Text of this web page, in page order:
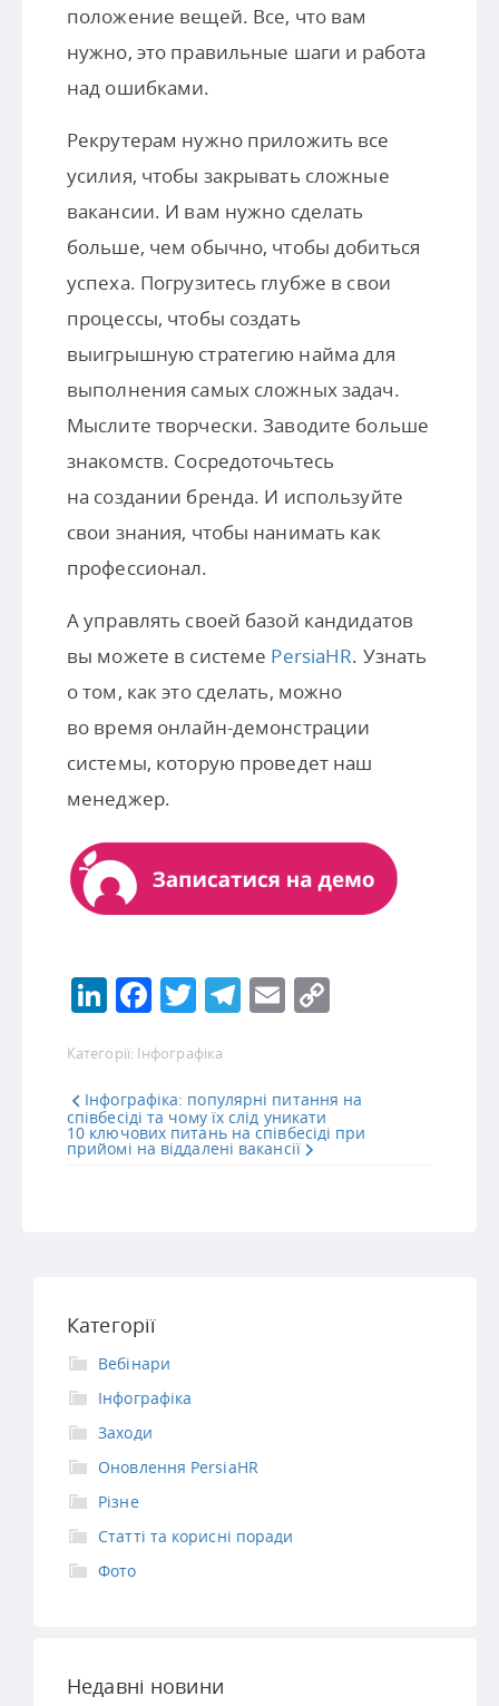
положение вещей. Все, что вам
нужно, это правильные шаги и работа
над ошибками.
Рекрутерам нужно приложить все
усилия, чтобы закрывать сложные
вакансии. И вам нужно сделать
больше, чем обычно, чтобы добиться
успеха. Погрузитесь глубже в свои
процессы, чтобы создать
выигрышную стратегию найма для
выполнения самых сложных задач.
Мыслите творчески. Заводите больше
знакомств. Сосредоточьтесь
на создании бренда. И используйте
свои знания, чтобы нанимать как
профессионал.
А управлять своей базой кандидатов
вы можете в системе PersiaHR. Узнать
о том, как это сделать, можно
во время онлайн-демонстрации
системы, которую проведет наш
менеджер.
LinkedIn
Facebook
Twitter
Telegram
Email
Категорії: Інфографіка
Інфографіка: популярні питання на
співбесіді та чому їх слід уникати
10 ключових питань на співбесіді при
прийомі на віддалені вакансії
Категорії
Вебінари
Інфографіка
Заходи
Оновлення PersiaHR
Різне
Статті та корисні поради
Фото
Недавні новини